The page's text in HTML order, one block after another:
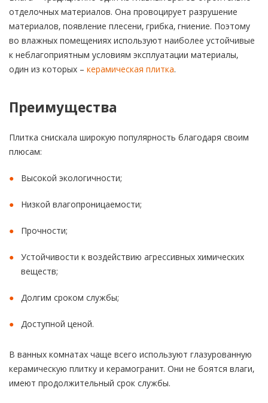
отделочных материалов. Она провоцирует разрушение
материалов, появление плесени, грибка, гниение. Поэтому
во влажных помещениях используют наиболее устойчивые
к неблагоприятным условиям эксплуатации материалы,
один из которых – керамическая плитка.
Преимущества
Плитка снискала широкую популярность благодаря своим
плюсам:
Высокой экологичности;
Низкой влагопроницаемости;
Прочности;
Устойчивости к воздействию агрессивных химических
веществ;
Долгим сроком службы;
Доступной ценой.
В ванных комнатах чаще всего используют глазурованную
керамическую плитку и керамогранит. Они не боятся влаги,
имеют продолжительный срок службы.